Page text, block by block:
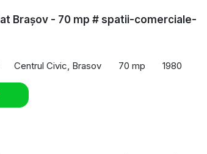
Brașov - 70 mp # spatii-comerciale-
Centrul Civic, Brasov 70 mp 1980